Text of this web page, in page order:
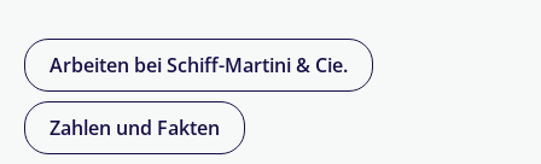
Arbeiten bei Schiff-Martini & Cie.
Zahlen und Fakten